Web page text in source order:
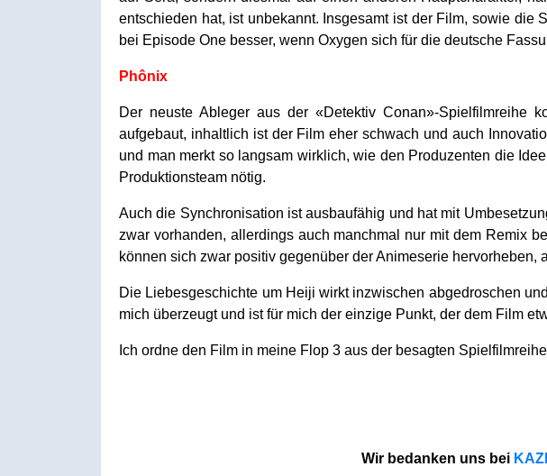
entschieden hat, ist unbekannt. Insgesamt ist der Film, sowie
bei Episode One besser, wenn Oxygen sich für die deutsche
Phônix
Der neuste Ableger aus der «Detektiv Conan»-Spielfilmreihe
aufgebaut, inhaltlich ist der Film eher schwach und auch
und man merkt so langsam wirklich, wie den Produzenten die
Produktionsteam nötig.
Auch die Synchronisation ist ausbaufähig und hat mit
zwar vorhanden, allerdings auch manchmal nur mit dem Remix
können sich zwar positiv gegenüber der Animeserie
Die Liebesgeschichte um Heiji wirkt inzwischen abgedroschen
mich überzeugt und ist für mich der einzige Punkt, der dem Film
Ich ordne den Film in meine Flop 3 aus der besagten
Wir bedanken uns bei